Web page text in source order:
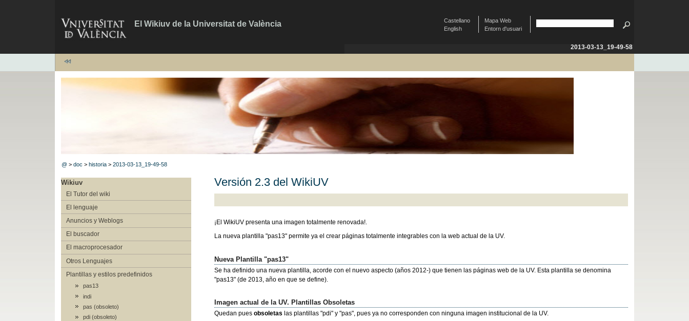
El Wikiuv de la Universitat de València
Mapa Web
Entorn d'usuari
Castellano
English
2013-03-13_19-49-58
@ >doc >historia >2013-03-13_19-49-58
Wikiuv
El Tutor del wiki
El lenguaje
Anuncios y Weblogs
El buscador
El macroprocesador
Otros Lenguajes
Plantillas y estilos predefinidos
pas13
indi
pas (obsoleto)
pdi (obsoleto)
Versión 2.3 del WikiUV
¡El WikiUV presenta una imagen totalmente renovada!.
La nueva plantilla "pas13" permite ya el crear páginas totalmente integrables con la web actual de la UV.
Nueva Plantilla "pas13"
Se ha definido una nueva plantilla, acorde con el nuevo aspecto (años 2012-) que tienen las páginas web de la UV. Esta plantilla se denomina
"pas13" (de 2013, año en que se define).
Imagen actual de la UV. Plantillas Obsoletas
Quedan pues obsoletas las plantillas "pdi" y "pas", pues ya no corresponden con ninguna imagen institucional de la UV.